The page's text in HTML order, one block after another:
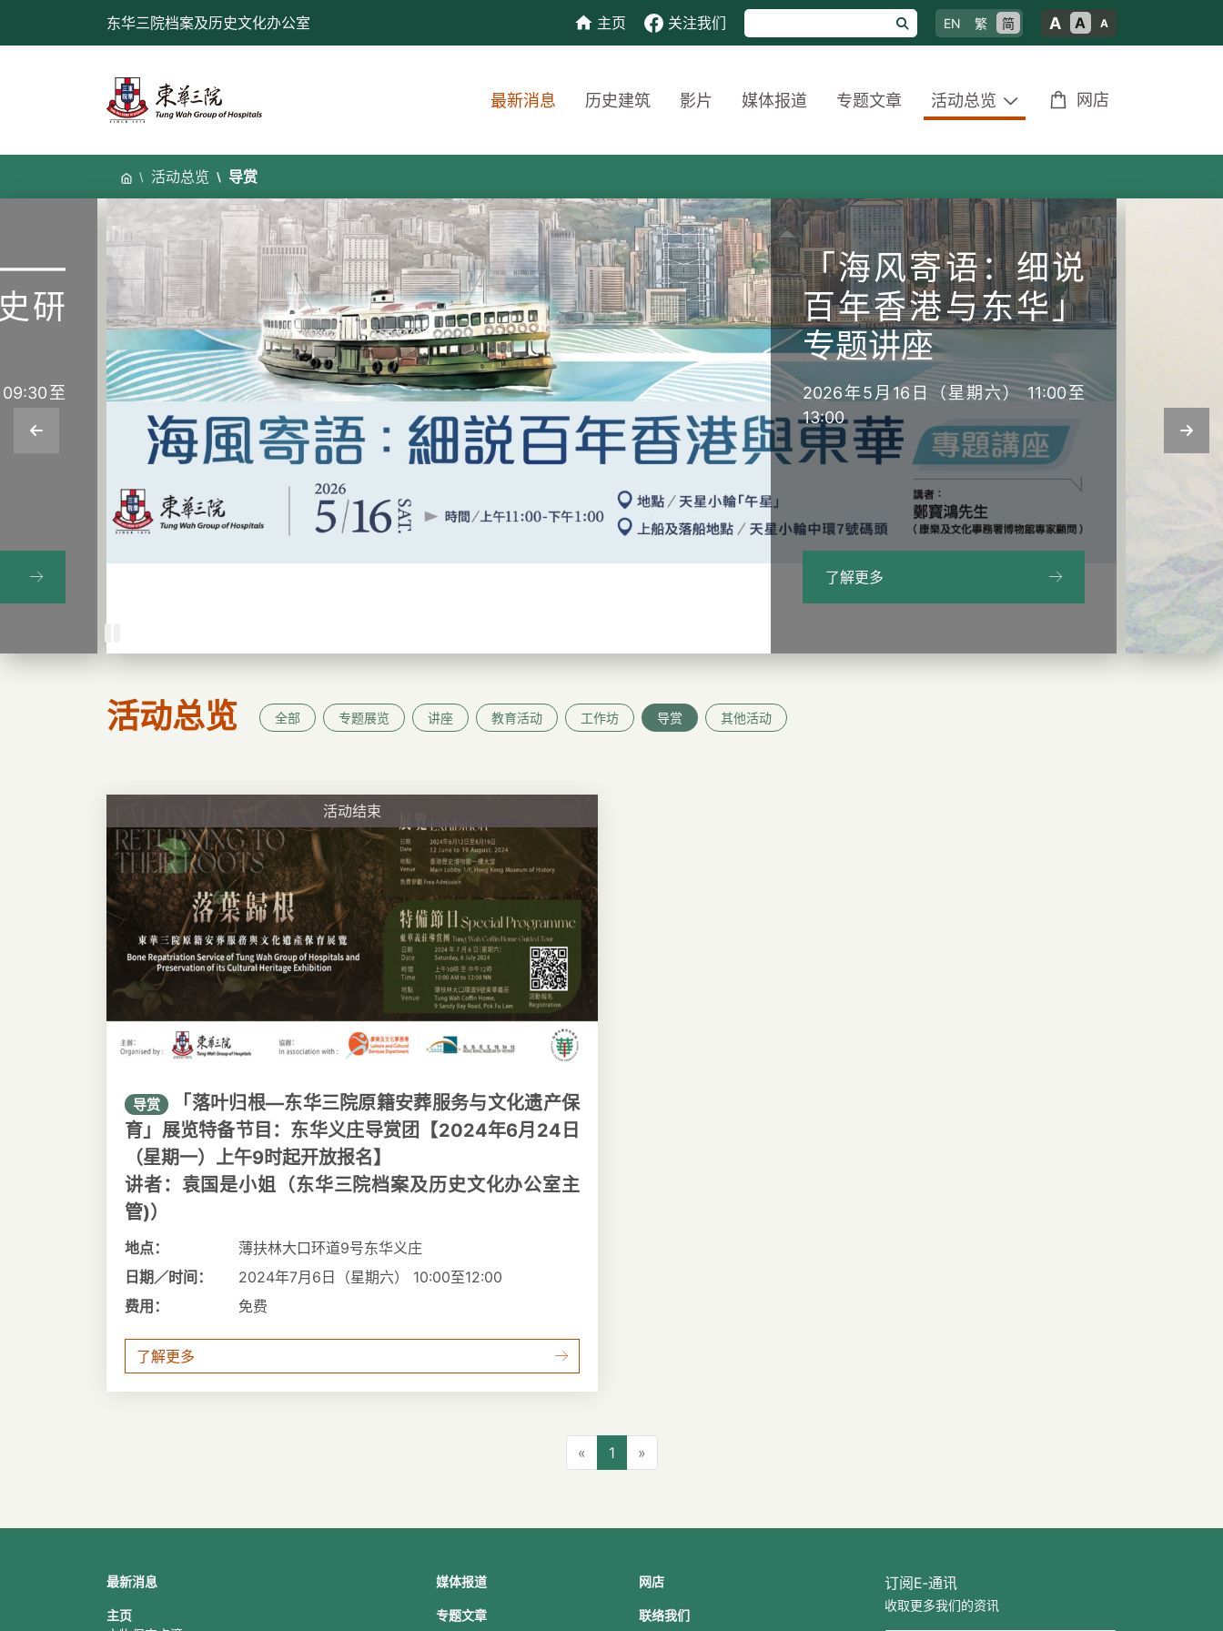
东华三院档案及历史文化办公室 主页 关注我们 EN 繁 简 A A A
最新消息 历史建筑 影片 媒体报道 专题文章 活动总览 网店
活动总览 导赏
——
研
至
「海风寄语：细说
百年香港与东华」
专题讲座
2026年5月16日（星期六） 11:00至
13:00
了解更多
活动总览 全部 专题展览 讲座 教育活动 工作坊 导赏 其他活动
活动结束
导赏
「落叶归根—东华三院原籍安葬服务与文化遗产保
育」展览特备节目：东华义庄导赏团【2024年6月24日
（星期一）上午9时起开放报名】
讲者：袁国是小姐（东华三院档案及历史文化办公室主
管)）
地点：
薄扶林大口环道9号东华义庄
日期／时间：
2024年7月6日（星期六） 10:00至12:00
费用：
免费
了解更多
« 上一页
1 »下一页
最新消息
主页
媒体报道
专题文章
网店
联络我们
订阅E‐通讯
收取更多我们的资讯